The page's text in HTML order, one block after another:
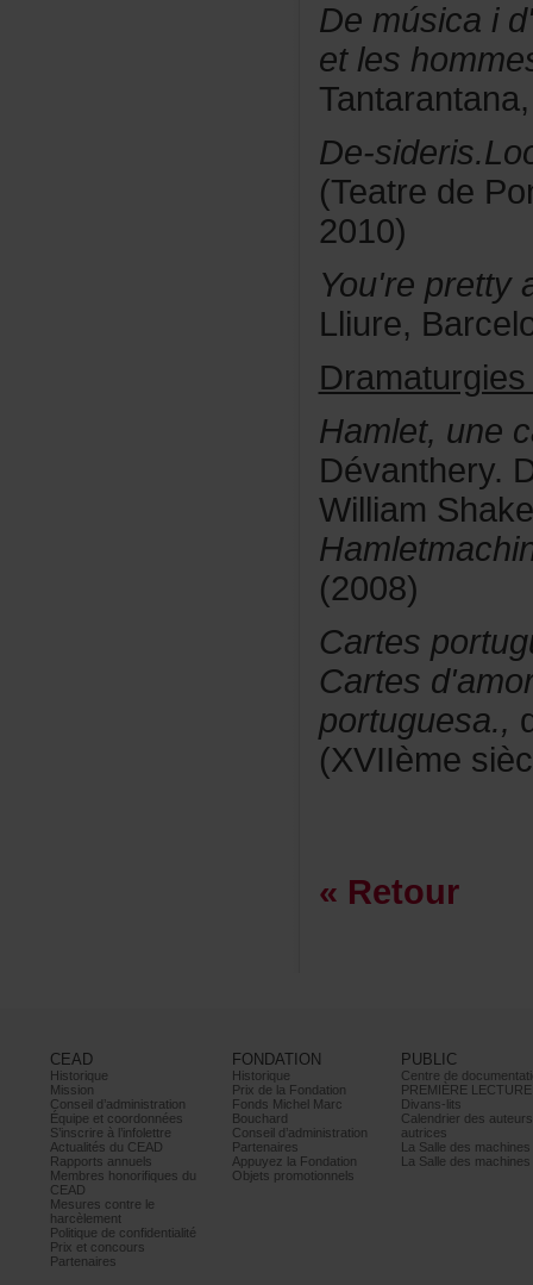
De-
2010)
(2008)
portuguesa.,
«Retour
CEAD
Historique
Mission
Conseild’administration
Équipeetcoordonnées
S’inscrireàl’infolettre
ActualitésduCEAD
Rapportsannuels
Membreshonorifiquesdu
CEAD
Mesurescontrele
harcèlement
Politiquedeconfidentialité
Prixetconcours
Partenaires
FONDATION
Historique
PrixdelaFondation
FondsMichelMarc
Bouchard
Conseild’administration
Partenaires
AppuyezlaFondation
Objetspromotionnels
PUBLIC
PREMIÈRELECTURE
Divans-lits
autrices